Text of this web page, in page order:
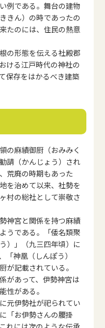
例である。舞台の建物
きん）の時であったの
たのには、住民の熱意
の形態を伝える社殿郡
ける江戸時代の神社の
保存をはかるべき建築
の麻績御厨（おみみく
請（かんじょう）され
荒廃の時期もあった
を治めて以来、社勢を
村の総社として崇敬さ
神宮と関係を持つ麻績
うである。「倭名類聚
）」（九三四年頃）に
「神凰（しんぽう）
が記載されている。
があって、伊勢神宮は
性がある。
元伊勢社が祀られてい
「お伊勢さんの腰掛